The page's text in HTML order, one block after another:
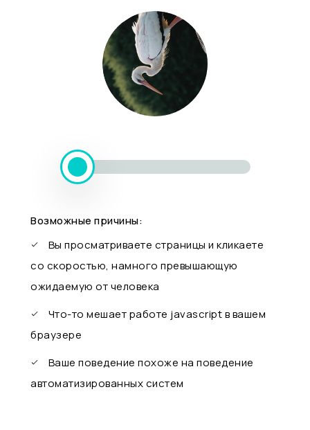
Возможные причины:
Вы просматриваете страницы и кликаете
со скоростью, намного превышающую
ожидаемую от человека
Что-то мешает работе javascript в вашем
браузере
Ваше поведение похоже на поведение
автоматизированных систем